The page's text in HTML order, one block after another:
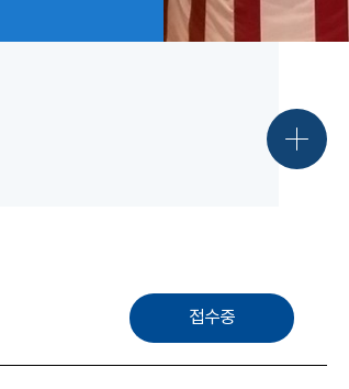
접수중